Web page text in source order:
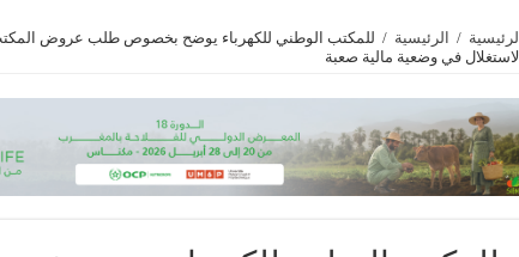
الرئيسية / الرئيسية / للمكتب الوطني للكهرباء يوضح بخصوص طلب عروض
الاستغلال في وضعية مالية صعبة